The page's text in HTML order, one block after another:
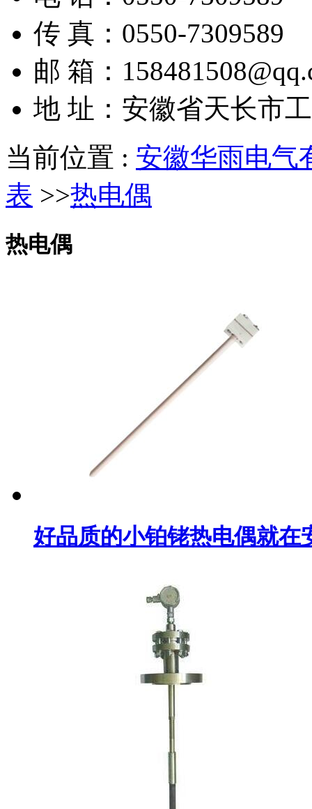
传 真：0550-7309589
邮 箱：
地 址：安徽省天长市
当前位置 : 安徽华雨电气
表 >>热电偶
热电偶
好品质的小铂铑热电偶就在